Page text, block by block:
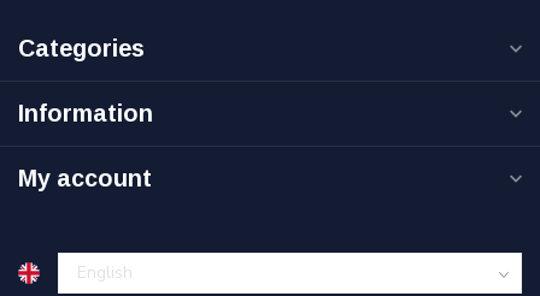
Categories
Information
My account